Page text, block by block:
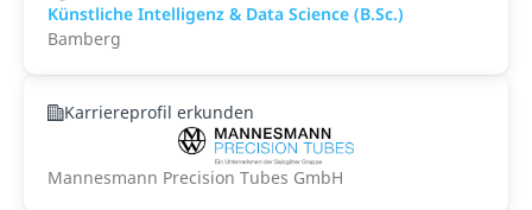
Künstliche Intelligenz & Data Science (B.Sc.)
Bamberg
Karriereprofil erkunden
Mannesmann Precision Tubes GmbH